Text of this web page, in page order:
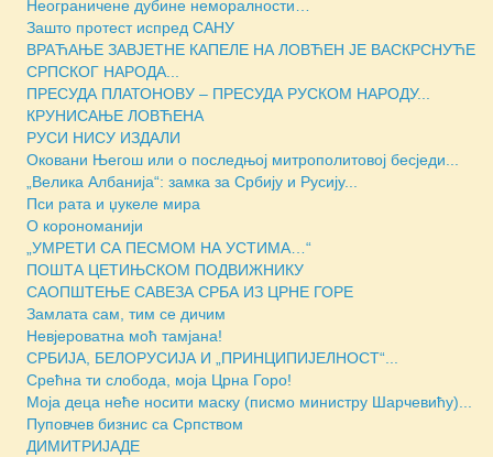
Неограничене дубине неморалности…
Зашто протест испред САНУ
ВРАЋАЊЕ ЗАВЈЕТНЕ КАПЕЛЕ НА ЛОВЋЕН ЈЕ ВАСКРСНУЋЕ
СРПСКОГ НАРОДА...
ПРЕСУДА ПЛАТОНОВУ – ПРЕСУДА РУСКОМ НАРОДУ...
КРУНИСАЊЕ ЛОВЋЕНА
РУСИ НИСУ ИЗДАЛИ
Оковани Његош или о последњој митрополитовој бесједи...
„Велика Албанија“: замка за Србију и Русију...
Пси рата и џукеле мира
О корономанији
„УМРЕТИ СА ПЕСМОМ НА УСТИМА…“
ПОШТА ЦЕТИЊСКОМ ПОДВИЖНИКУ
САОПШТЕЊЕ САВЕЗА СРБА ИЗ ЦРНЕ ГОРЕ
Замлата сам, тим се дичим
Невјероватна моћ тамјана!
СРБИЈА, БЕЛОРУСИЈА И „ПРИНЦИПИЈЕЛНОСТ“...
Срећна ти слобода, моја Црна Горо!
Моја деца неће носити маску (писмо министру Шарчевићу)...
Пуповчев бизнис са Српством
ДИМИТРИЈАДЕ